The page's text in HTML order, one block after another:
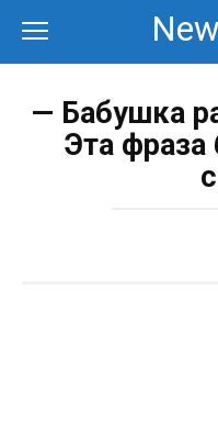
контенту
— Бабушка
Эта